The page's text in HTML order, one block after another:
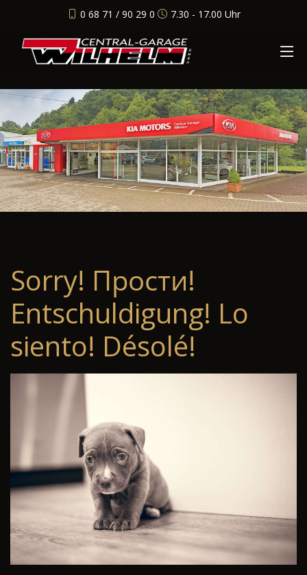
0 68 71 / 90 29 0 7.30 - 17.00 Uhr
Sorry! Прости!
Entschuldigung! Lo
siento! Désolé!